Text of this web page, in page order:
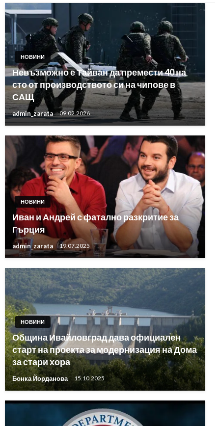
НОВИНИ
Невъзможно е Тайван да премести 40 на
сто от производството си на чипове в
САЩ
admin_zarata 09.02.2026
НОВИНИ
Иван и Андрей с фатално разкритие за
Гърция
admin_zarata 19.07.2025
НОВИНИ
Община Ивайловград дава официален
старт на проекта за модернизация на Дома
за стари хора
Бонка Йорданова 15.10.2025